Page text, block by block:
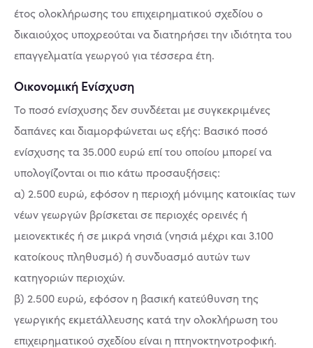
έτος ολοκλήρωσης του επιχειρηματικού σχεδίου ο
δικαιούχος υποχρεούται να διατηρήσει την ιδιότητα του
επαγγελματία γεωργού για τέσσερα έτη.
Οικονομική Ενίσχυση
Το ποσό ενίσχυσης δεν συνδέεται με συγκεκριμένες
δαπάνες και διαμορφώνεται ως εξής: Βασικό ποσό
ενίσχυσης τα 35.000 ευρώ επί του οποίου μπορεί να
υπολογίζονται οι πιο κάτω προσαυξήσεις:
α) 2.500 ευρώ, εφόσον η περιοχή μόνιμης κατοικίας των
νέων γεωργών βρίσκεται σε περιοχές ορεινές ή
μειονεκτικές ή σε μικρά νησιά (νησιά μέχρι και 3.100
κατοίκους πληθυσμό) ή συνδυασμό αυτών των
κατηγοριών περιοχών.
β) 2.500 ευρώ, εφόσον η βασική κατεύθυνση της
γεωργικής εκμετάλλευσης κατά την ολοκλήρωση του
επιχειρηματικού σχεδίου είναι η πτηνοκτηνοτροφική.